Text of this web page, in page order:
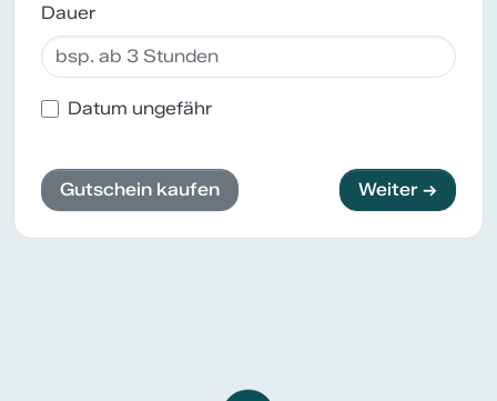
Dauer
Datum ungefähr
Gutschein kaufen Weiter →